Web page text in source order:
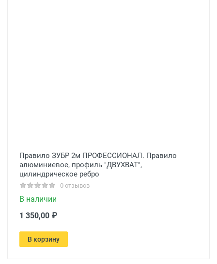
Правило ЗУБР 2м ПРОФЕССИОНАЛ. Правило
алюминиевое, профиль ″ДВУХВАТ″,
цилиндрическое ребро
0 отзывов
В наличии
1 350,00 ₽
В корзину